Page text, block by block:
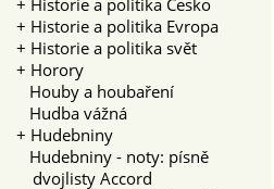
+ Historie a politika Evropa
+ Historie a politika svět
+ Horory
Houby a houbaření
Hudba vážná
+ Hudebniny
Hudebniny - noty: písně
dvojlisty Accord